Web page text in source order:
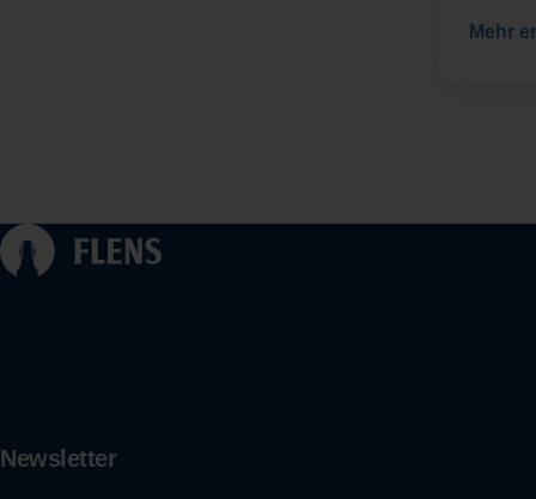
Mehr
Newsletter